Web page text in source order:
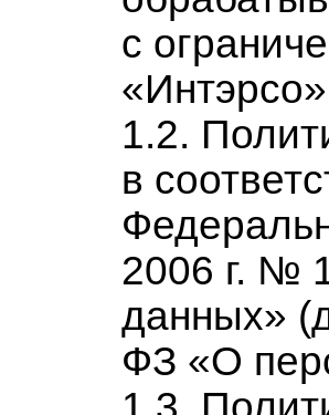
с
1.2.
в
2006 г. №
данных»
ФЗ «О